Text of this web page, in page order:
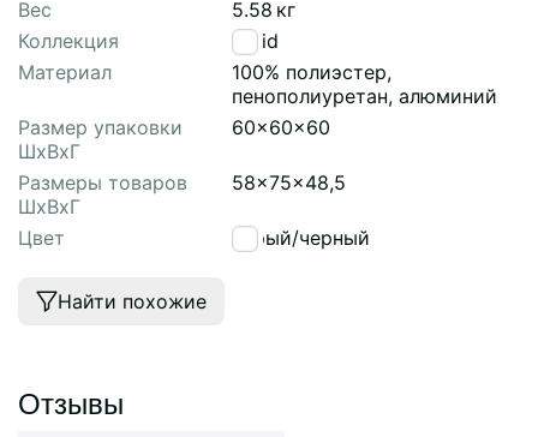
Вес
5.58 кг
Коллекция
Braid
Материал
100% полиэстер,
пенополиуретан, алюминий
Размер упаковки
ШхВхГ
60x60x60
Размеры товаров
ШхВхГ
58x75x48,5
Цвет серый/черный
Найти похожие
Отзывы